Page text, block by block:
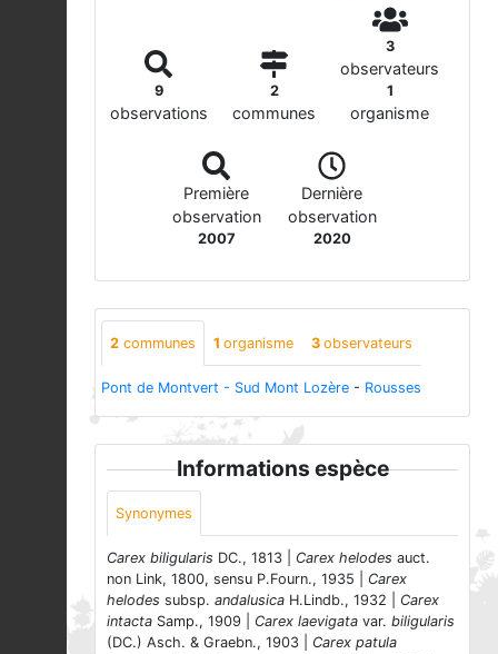
9
observations
2
communes
3
observateurs
1
organisme
Première
observation
2007
Dernière
observation
2020
2 communes 1 organisme 3 observateurs
Pont de Montvert - Sud Mont Lozère - Rousses
Informations espèce
Synonymes
Carex biligularis DC., 1813 | Carex helodes auct.
non Link, 1800, sensu P.Fourn., 1935 | Carex
helodes subsp. andalusica H.Lindb., 1932 | Carex
intacta Samp., 1909 | Carex laevigata var. biligularis
(DC.) Asch. & Graebn., 1903 | Carex patula